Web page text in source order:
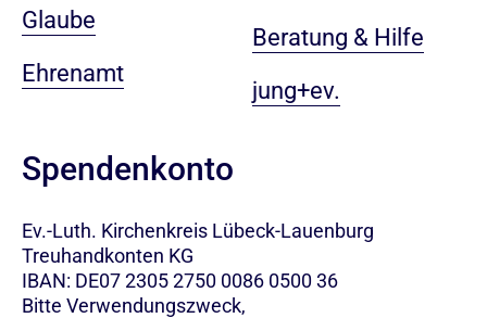
Glaube
Ehrenamt
Beratung & Hilfe
jung+ev.
Spendenkonto
Ev.-Luth. Kirchenkreis Lübeck-Lauenburg
Treuhandkonten KG
IBAN: DE07 2305 2750 0086 0500 36
Bitte Verwendungszweck,